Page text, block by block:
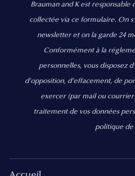
Brauman and K est
collectée via ce formulaire. On
newsletter et on la garde 24
Conformément à la
personnelles, vous disposez
d’opposition, d’effacement, de
exercer (par mail ou
traitement de vos données
politique